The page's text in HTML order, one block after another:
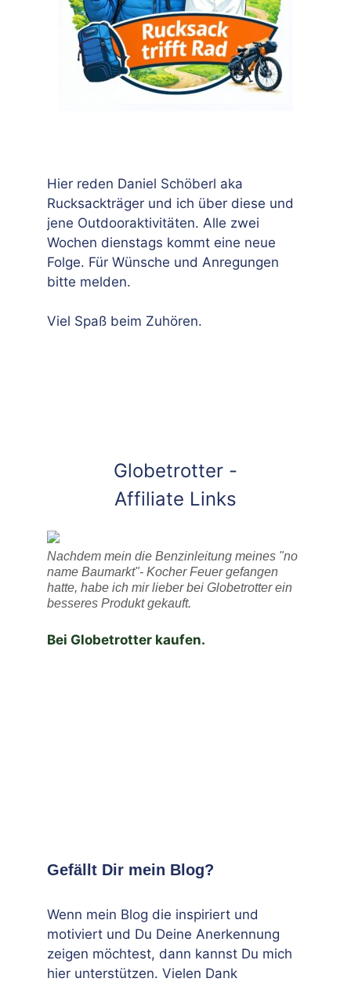
Hier reden Daniel Schöberl aka
Rucksackträger und ich über diese und
jene Outdooraktivitäten. Alle zwei
Wochen dienstags kommt eine neue
Folge. Für Wünsche und Anregungen
bitte melden.
Viel Spaß beim Zuhören.
Globetrotter -
Affiliate Links
Nachdem mein die Benzinleitung meines "no
name Baumarkt"- Kocher Feuer gefangen
hatte, habe ich mir lieber bei Globetrotter ein
besseres Produkt gekauft.
Bei Globetrotter kaufen.
Gefällt Dir mein Blog?
Wenn mein Blog die inspiriert und
motiviert und Du Deine Anerkennung
zeigen möchtest, dann kannst Du mich
hier unterstützen. Vielen Dank